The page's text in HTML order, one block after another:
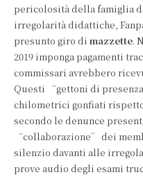
pericolosità della famiglia
irregolarità didattiche,
presunto giro di mazzette.
2019 imponga pagamenti
commissari avrebbero
Questi “gettoni di
chilometrici gonfiati
secondo le denunce
“collaborazione” dei
silenzio davanti alle
prove audio degli esami